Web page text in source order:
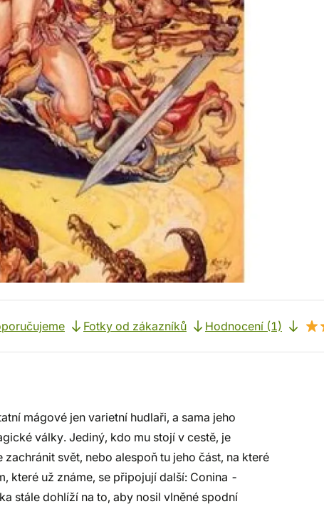
Fotky od zákazníků Hodnocení (1)
mágové jen varietní hudlaři, a sama jeho
války. Jediný, kdo mu stojí v cestě, je
svět, nebo alespoň tu jeho část, na které
které už známe, se připojují další: Conina -
stále dohlíží na to, aby nosil vlněné spodní